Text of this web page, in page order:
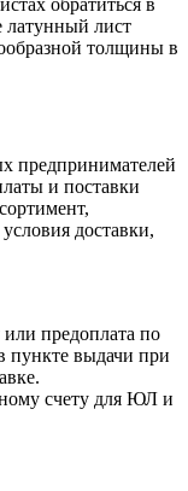
обратиться в
латунный лист
толщины в
предпринимателей
и поставки
доставки,
предоплата по
пункте выдачи при
счету для ЮЛ и